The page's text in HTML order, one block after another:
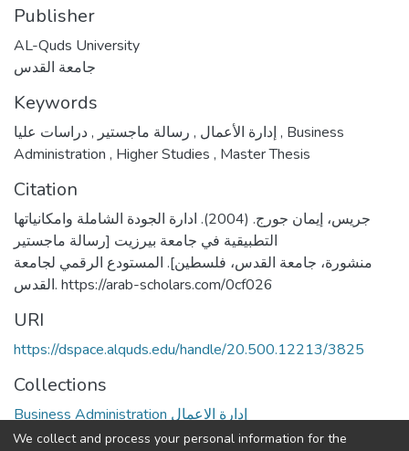
Publisher
AL-Quds University
جامعة القدس
Keywords
إدارة الأعمال , رسالة ماجستير , , Business
Administration , Higher Studies , Master Thesis
Citation
جريس، إيمان جورج. (2004). ادارة الجودة الشاملة وامكانياتها
التطبيقية في جامعة بيرزيت [رسالة ماجستير
منشورة، جامعة القدس، فلسطين]. المستودع الرقمي لجامعة
القدس. https://arab-scholars.com/0cf026
URI
https://dspace.alquds.edu/handle/20.500.12213/3825
Collections
Business Administration إدارة الاعمال
We collect and process your personal information for the